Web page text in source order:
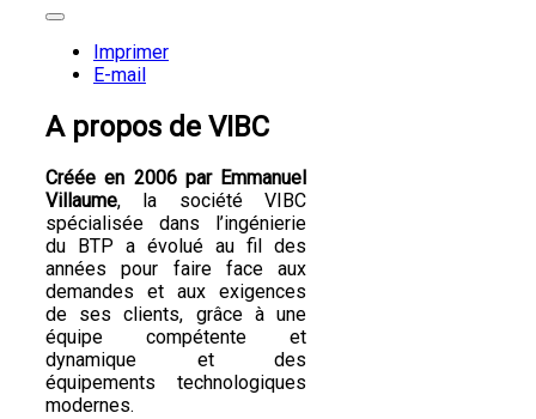
Imprimer
E-mail
A propos de VIBC
Créée en 2006 par Emmanuel
Villaume, la société VIBC
spécialisée dans l’ingénierie
du BTP a évolué au fil des
années pour faire face aux
demandes et aux exigences
de ses clients, grâce à une
équipe compétente et
dynamique et des
équipements technologiques
modernes.